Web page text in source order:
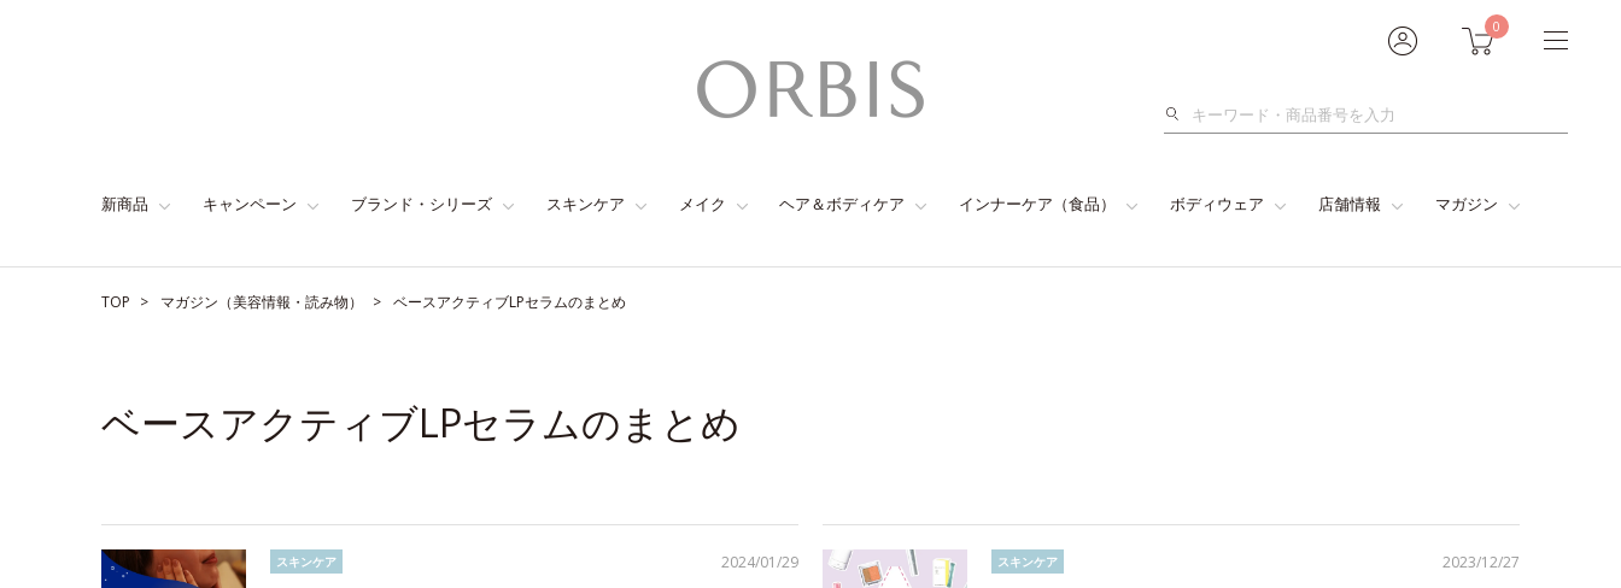
0
検
新商品 キャンペーン ブランド・シリーズ スキンケア メイク ヘア＆ボディケア インナーケア（食品） ボディウェア 店舗情報 マガジン
TOP マガジン（美容情報・読み物） ベースアクティブLPセラムのまとめ
ベースアクティブLPセラムのまとめ
2024/01/29
スキンケア 2023/12/27
スキンケア